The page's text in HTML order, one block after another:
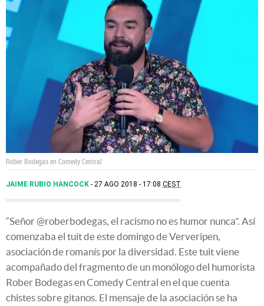
Rober Bodegas en Comedy Central
JAIME RUBIO HANCOCK 27 AGO 2018 - 17:08 CEST
“Señor @roberbodegas, el racismo no es humor nunca”. Así
comenzaba el tuit de este domingo de Ververipen,
asociación de romanís por la diversidad. Este tuit viene
acompañado del fragmento de un monólogo del humorista
Rober Bodegas en Comedy Central en el que cuenta
chistes sobre gitanos. El mensaje de la asociación se ha